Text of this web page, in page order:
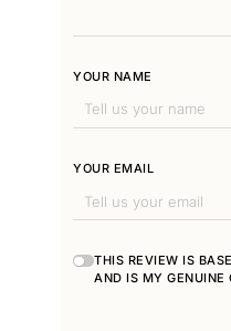
YOUR NAME
YOUR EMAIL
THIS REVIEW IS
AND IS MY GENUINE